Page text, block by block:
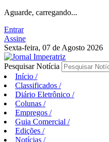
Aguarde, carregando...
Entrar
Assine
Sexta-feira, 07 de Agosto 2026
Pesquisar Notícia
Início /
Classificados /
Diário Eletrônico /
Colunas /
Empregos /
Guia Comercial /
Edições /
Notícias /